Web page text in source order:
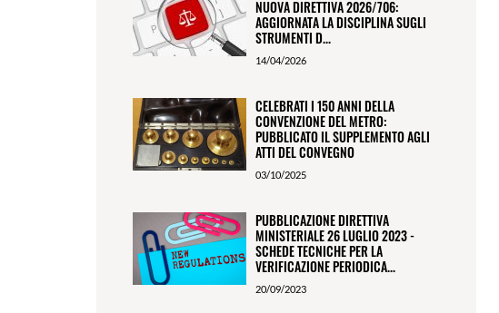
NUOVA DIRETTIVA 2026/706:
AGGIORNATA LA DISCIPLINA SUGLI
STRUMENTI D...
14/04/2026
CELEBRATI I 150 ANNI DELLA
CONVENZIONE DEL METRO:
PUBBLICATO IL SUPPLEMENTO AGLI
ATTI DEL CONVEGNO
03/10/2025
PUBBLICAZIONE DIRETTIVA
MINISTERIALE 26 LUGLIO 2023 -
SCHEDE TECNICHE PER LA
VERIFICAZIONE PERIODICA...
20/09/2023